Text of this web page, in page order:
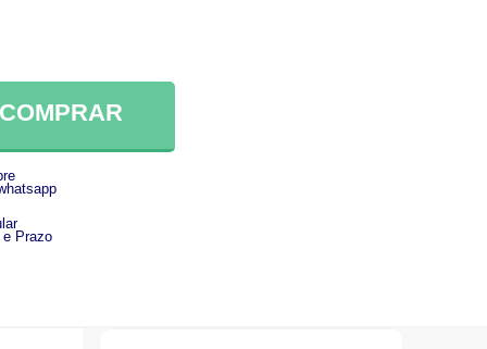
COMPRAR
e Prazo